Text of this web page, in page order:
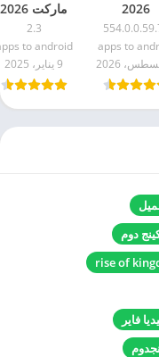
2026
للاندرويد APK
مجاناً
apps to
ماركت 2026
اخر اصدار
APK للاندرويد
2.3
to android
9 يناير، 2025
دوم